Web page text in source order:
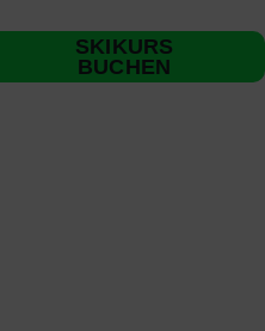
SKIKURS
BUCHEN